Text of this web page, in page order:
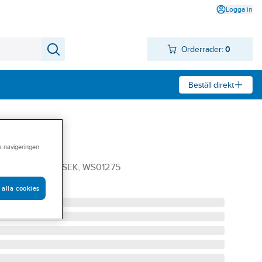
Logga in
Orderrader: 0
Beställ direkt
TAPPV 15 SEK, WS01275
navigeringen
alla cookies